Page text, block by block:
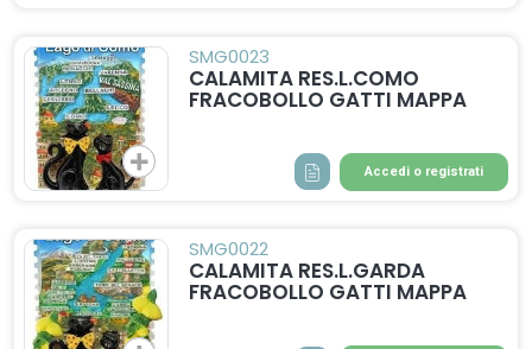
SMG0023
CALAMITA RES.L.COMO
FRACOBOLLO GATTI MAPPA
Accedi o registrati
SMG0022
CALAMITA RES.L.GARDA
FRACOBOLLO GATTI MAPPA